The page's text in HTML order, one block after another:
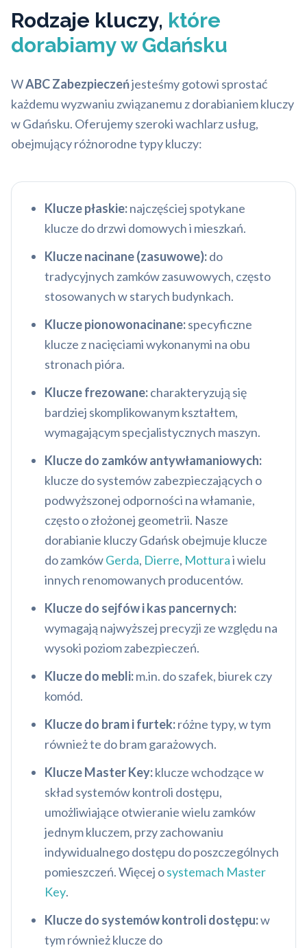
Rodzaje kluczy, które
dorabiamy w Gdańsku
WABC Zabezpieczeńjesteśmy gotowi sprostać
każdemu wyzwaniu związanemu z dorabianiem kluczy
w Gdańsku. Oferujemy szeroki wachlarz usług,
obejmujący różnorodne typy kluczy:
Klucze płaskie:najczęściej spotykane
klucze do drzwi domowych i mieszkań.
Klucze nacinane (zasuwowe):do
tradycyjnych zamków zasuwowych, często
stosowanych w starych budynkach.
Klucze pionowonacinane:specyficzne
klucze z nacięciami wykonanymi na obu
stronach pióra.
Klucze frezowane:charakteryzują się
bardziej skomplikowanym kształtem,
wymagającym specjalistycznych maszyn.
Klucze do zamków antywłamaniowych:
klucze do systemów zabezpieczających o
podwyższonej odporności na włamanie,
często o złożonej geometrii. Nasze
dorabianie kluczy Gdańsk obejmuje klucze
do zamkówGerda, Dierre, Motturai wielu
innych renomowanych producentów.
Klucze do sejfów i kas pancernych:
wymagają najwyższej precyzji ze względu na
wysoki poziom zabezpieczeń.
Klucze do mebli:m.in. do szafek, biurek czy
komód.
Klucze do bram i furtek:różne typy, w tym
również te do bram garażowych.
Klucze Master Key:klucze wchodzące w
skład systemów kontroli dostępu,
umożliwiające otwieranie wielu zamków
jednym kluczem, przy zachowaniu
indywidualnego dostępu do poszczególnych
pomieszczeń. Więcej osystemach Master
Key.
Klucze do systemów kontroli dostępu:w
tym również klucze do